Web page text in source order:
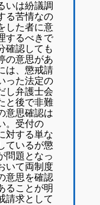
いは紛議調
る苦情なの
した者に意
するべきで
確認しても
の意思があ
は、懲戒請
った法定の
し弁護士会
と後で非難
意思確認は
。受付の
対する単な
ているが懲
問題となっ
いて両制度
意思を確認
ることが明
請求として